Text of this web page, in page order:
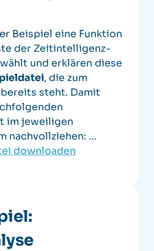
Beispiel eine Funktion
der Zeitintelligenz-
und erklären diese
, die zum
steht. Damit
im jeweiligen
nachvollziehen: …
downloaden